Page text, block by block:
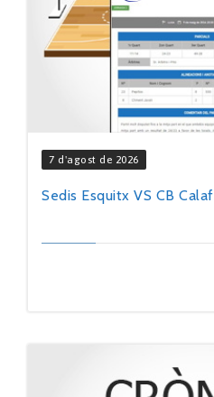
7 d'agost de 2026
Sedis Esquitx VS CB Calaf